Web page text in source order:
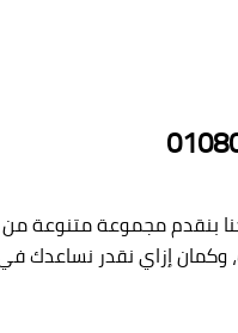
بنقدم مجموعة متنوعة
وكمان إزاي نقدر نساعدك